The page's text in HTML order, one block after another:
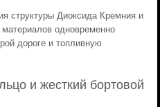
структуры Диоксида Кремния и
материалов одновременно
дороге и топливную
и жесткий бортовой